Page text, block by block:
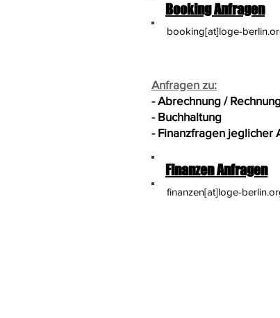
Booking Anfragen
booking[at]loge-
Anfragen zu:
- Abrechnung /
- Buchhaltung
- Finanzfragen jeglicher
Finanzen Anfragen
finanzen[at]loge-